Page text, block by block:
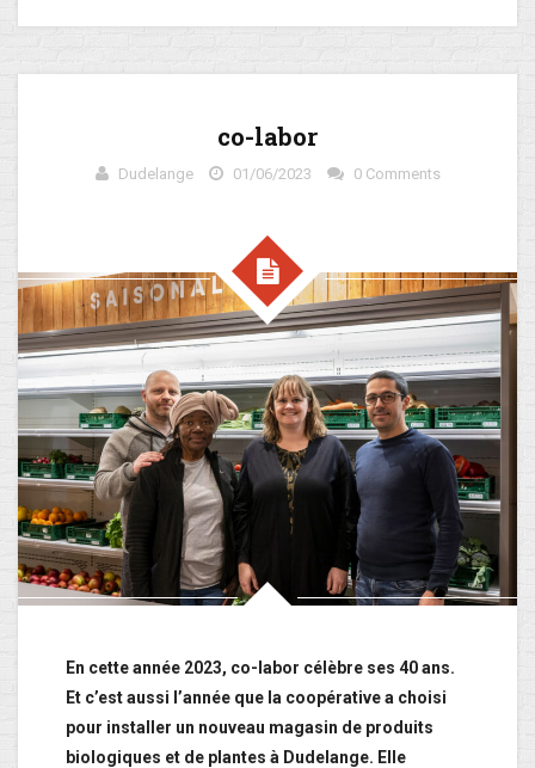
co-labor
Dudelange 01/06/2023 0 Comments
En cette année 2023, co-labor célèbre ses 40 ans.
Et c’est aussi l’année que la coopérative a choisi
pour installer un nouveau magasin de produits
biologiques et de plantes à Dudelange. Elle